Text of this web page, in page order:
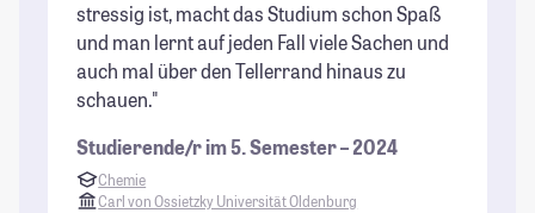
stressig ist, macht das Studium schon Spaß
und man lernt auf jeden Fall viele Sachen und
auch mal über den Tellerrand hinaus zu
schauen."
Studierende/r im 5. Semester – 2024
Chemie
Carl von Ossietzky Universität Oldenburg